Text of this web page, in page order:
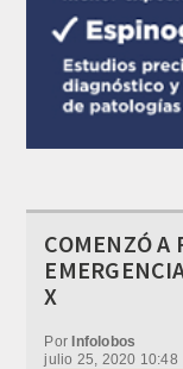
COMENZÓ A
X
PorInfolobos
julio 25, 2020 10:48